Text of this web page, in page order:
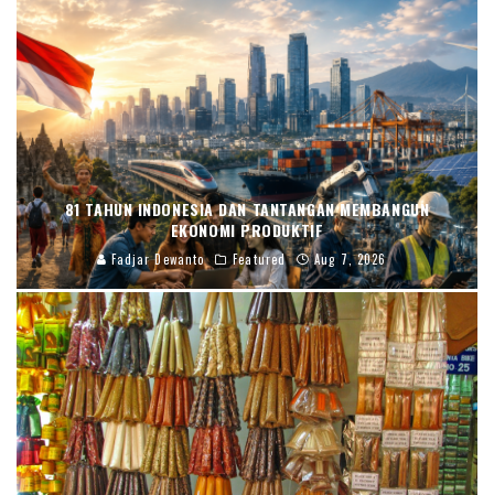
81 TAHUN INDONESIA DAN TANTANGAN MEMBANGUN
EKONOMI PRODUKTIF
Fadjar Dewanto Featured Aug 7, 2026